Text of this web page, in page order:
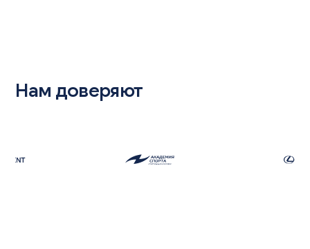
Нам доверяют